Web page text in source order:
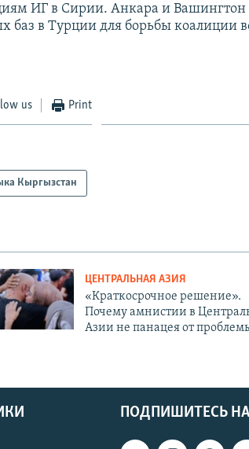
ИГ в Сирии. Анкара и Вашингтон
баз в Турции для борьбы коалиции
us Print
Кыргызстан
ЦЕНТРАЛЬНАЯ АЗИЯ
«Краткосрочное решение».
Почему амнистии в
Азии не панацея от
ПОДПИШИТЕСЬ